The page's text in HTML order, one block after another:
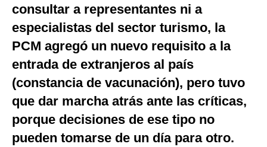
Estilos
Mundo
EEUU
México
Internacional
consultar a representantes ni a
especialistas del sector turismo, la
PCM agregó un nuevo requisito a la
entrada de extranjeros al país
(constancia de vacunación), pero tuvo
que dar marcha atrás ante las críticas,
porque decisiones de ese tipo no
pueden tomarse de un día para otro.